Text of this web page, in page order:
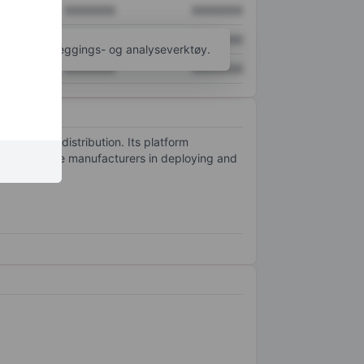
XXXXXXX XXXXXXX
flere kartleggings- og analyseverktøy.
video distribution. Its platform
device manufacturers in deploying and